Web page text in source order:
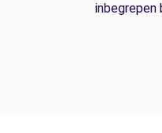
inbegrepen